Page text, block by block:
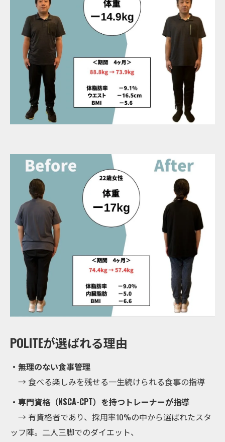
POLITEが選ばれる理由
・無理のない食事管理
→ 食べる楽しみを残せる一生続けられる食事の指導
・専門資格（NSCA-CPT）を持つトレーナーが指導
→ 有資格者であり、採用率10%の中から選ばれたスタ
ッフ陣。二人三脚でのダイエット、